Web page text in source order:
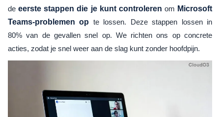
deeerste stappen die je kunt controleren om Microsoft
Teams-problemen op te lossen. Deze stappen lossen in
80% van de gevallen snel op. We richten ons op concrete
acties, zodat je snel weer aan de slag kunt zonder hoofdpijn.